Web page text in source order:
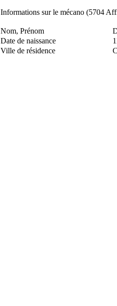
Informations sur le mécano (5704
Nom, Prénom
Date de naissance
Ville de résidence